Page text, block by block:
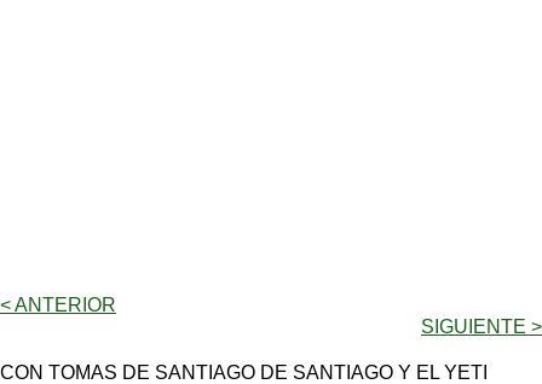
< ANTERIOR
SIGUIENTE >
CON TOMAS DE SANTIAGO DE SANTIAGO Y EL YETI